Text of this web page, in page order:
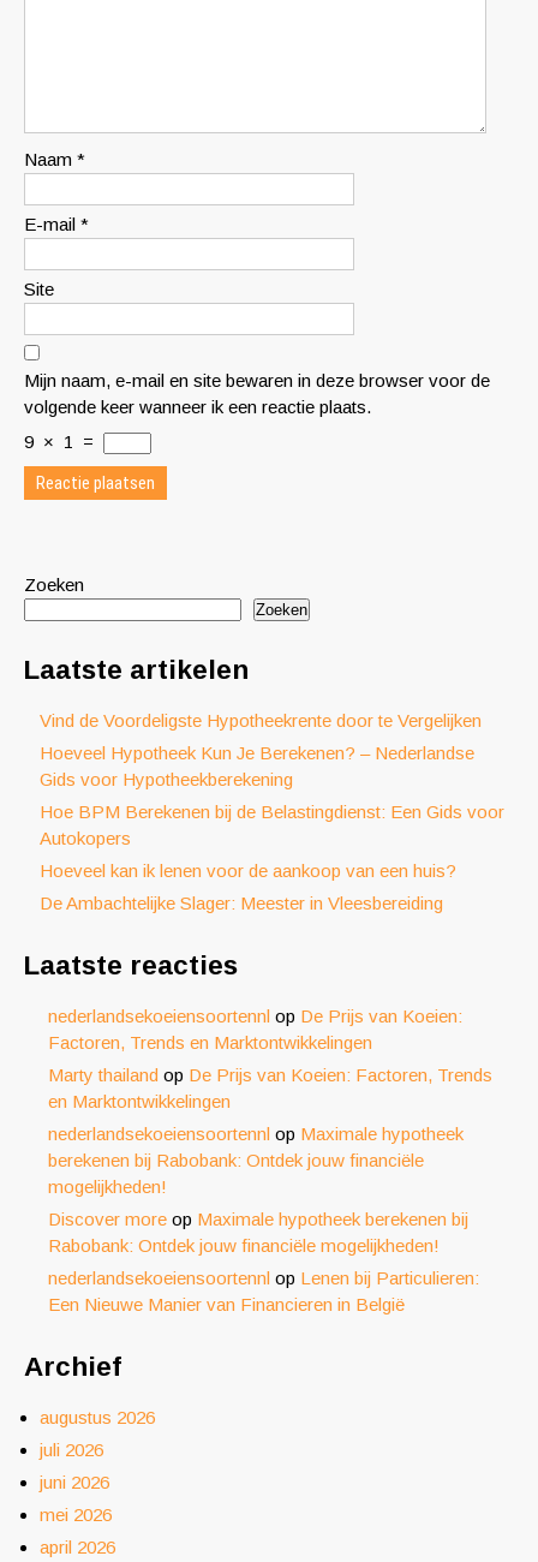
Naam *
E-mail *
Site
Mijn naam, e-mail en site bewaren in deze browser voor de
volgende keer wanneer ik een reactie plaats.
9 × 1 =
Zoeken
Zoeken
Laatste artikelen
Vind de Voordeligste Hypotheekrente door te Vergelijken
Hoeveel Hypotheek Kun Je Berekenen? – Nederlandse
Gids voor Hypotheekberekening
Hoe BPM Berekenen bij de Belastingdienst: Een Gids voor
Autokopers
Hoeveel kan ik lenen voor de aankoop van een huis?
De Ambachtelijke Slager: Meester in Vleesbereiding
Laatste reacties
nederlandsekoeiensoortennl op De Prijs van Koeien:
Factoren, Trends en Marktontwikkelingen
Marty thailand op De Prijs van Koeien: Factoren, Trends
en Marktontwikkelingen
nederlandsekoeiensoortennl op Maximale hypotheek
berekenen bij Rabobank: Ontdek jouw financiële
mogelijkheden!
Discover more op Maximale hypotheek berekenen bij
Rabobank: Ontdek jouw financiële mogelijkheden!
nederlandsekoeiensoortennl op Lenen bij Particulieren:
Een Nieuwe Manier van Financieren in België
Archief
augustus 2026
juli 2026
juni 2026
mei 2026
april 2026